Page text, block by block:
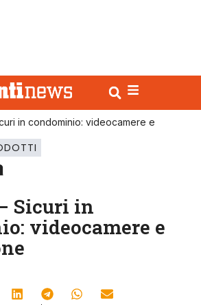
in condominio: videocamere e
Sicuri in
videocamere e